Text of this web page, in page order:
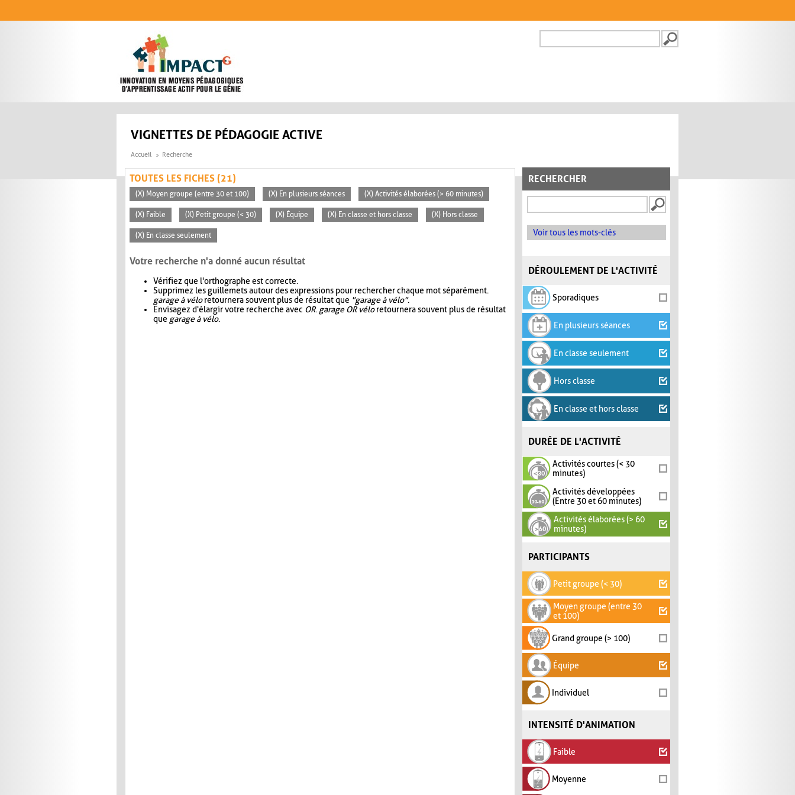
FORMULAIRE DE
VIGNETTES DE PÉDAGOGIE ACTIVE
Accueil Recherche
RECHERCHER
Voir tous les mots-clés
DÉROULEMENT DE L'ACTIVITÉ
Sporadiques
En plusieurs séances
En classe seulement
Hors classe
En classe et hors classe
DURÉE DE L'ACTIVITÉ
Activités courtes (< 30
minutes)
Activités développées
(Entre 30 et 60 minutes)
Activités élaborées (> 60
minutes)
PARTICIPANTS
Petit groupe (< 30)
Moyen groupe (entre 30
et 100)
Grand groupe (> 100)
Équipe
Individuel
INTENSITÉ D'ANIMATION
Faible
Moyenne
TOUTES LES FICHES (21)
(X) Moyen groupe (entre 30 et 100) (X) En plusieurs séances (X) Activités élaborées (> 60 minutes)
(X) Faible (X) Petit groupe (< 30) (X) Équipe (X) En classe et hors classe (X) Hors classe
(X) En classe seulement
Votre recherche n'a donné aucun résultat
Vérifiez que l'orthographe est correcte.
Supprimez les guillemets autour des expressions pour rechercher chaque mot séparément.
garage à véloretournera souvent plus de résultat que "garage à vélo".
Envisagez d'élargir votre recherche avec OR. garage OR véloretournera souvent plus de résultat
que garage à vélo.